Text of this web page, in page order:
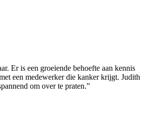
Er is een groeiende behoefte aan kennis
een medewerker die kanker krijgt. Judith
om over te praten.”